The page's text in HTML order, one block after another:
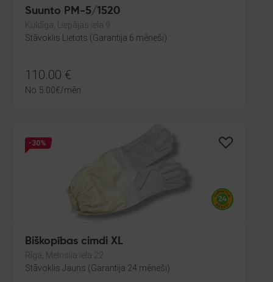
Suunto PM-5/1520
Kuldīga, Liepājas iela 9
Stāvoklis Lietots (Garantija 6 mēneši)
110.00 €
No 5.00€/mēn.
-30%
Biškopības cimdi XL
Rīga, Melnsila iela 22
Stāvoklis Jauns (Garantija 24 mēneši)